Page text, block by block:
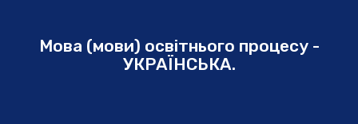
Мова (мови) освітнього процесу -
УКРАЇНСЬКА.